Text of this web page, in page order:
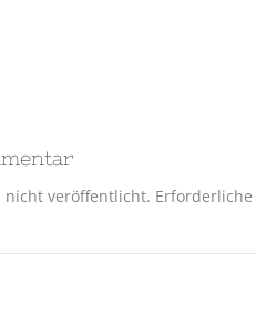
nicht veröffentlicht.